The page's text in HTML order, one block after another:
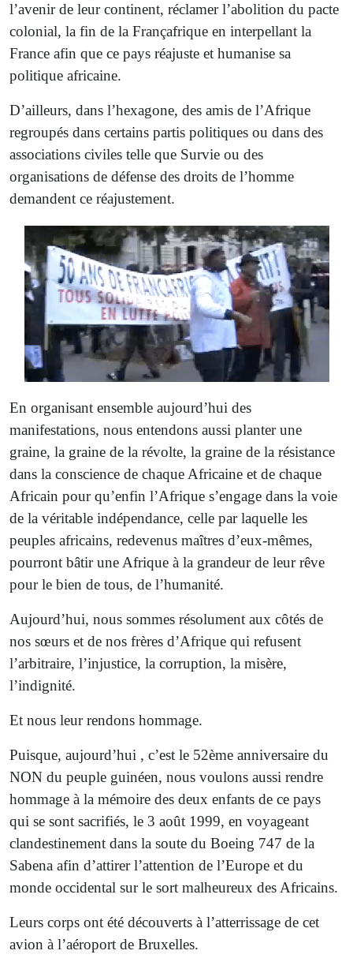
l’avenir de leur continent, réclamer l’abolition du pacte
colonial, la fin de la Françafrique en interpellant la
France afin que ce pays réajuste et humanise sa
politique africaine.
D’ailleurs, dans l’hexagone, des amis de l’Afrique
regroupés dans certains partis politiques ou dans des
associations civiles telle que Survie ou des
organisations de défense des droits de l’homme
demandent ce réajustement.
En organisant ensemble aujourd’hui des
manifestations, nous entendons aussi planter une
graine, la graine de la révolte, la graine de la résistance
dans la conscience de chaque Africaine et de chaque
Africain pour qu’enfin l’Afrique s’engage dans la voie
de la véritable indépendance, celle par laquelle les
peuples africains, redevenus maîtres d’eux-mêmes,
pourront bâtir une Afrique à la grandeur de leur rêve
pour le bien de tous, de l’humanité.
Aujourd’hui, nous sommes résolument aux côtés de
nos sœurs et de nos frères d’Afrique qui refusent
l’arbitraire, l’injustice, la corruption, la misère,
l’indignité.
Et nous leur rendons hommage.
Puisque, aujourd’hui , c’est le 52ème anniversaire du
NON du peuple guinéen, nous voulons aussi rendre
hommage à la mémoire des deux enfants de ce pays
qui se sont sacrifiés, le 3 août 1999, en voyageant
clandestinement dans la soute du Boeing 747 de la
Sabena afin d’attirer l’attention de l’Europe et du
monde occidental sur le sort malheureux des Africains.
Leurs corps ont été découverts à l’atterrissage de cet
avion à l’aéroport de Bruxelles.